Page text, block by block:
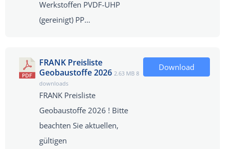
Werkstoffen PVDF-UHP
(gereinigt) PP…
FRANK Preisliste
Geobaustoffe 2026 2.63 MB 8
downloads
FRANK Preisliste
Geobaustoffe 2026 ! Bitte
beachten Sie aktuellen,
gültigen
Download